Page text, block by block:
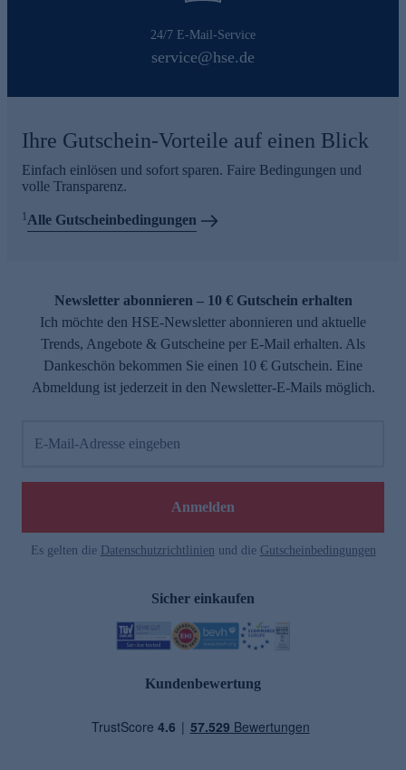
24/7 E-Mail-Service
service@hse.de
Ihre Gutschein-Vorteile auf einen Blick
Einfach einlösen und sofort sparen. Faire Bedingungen und
volle Transparenz.
1Alle Gutscheinbedingungen
Newsletter abonnieren – 10 € Gutschein erhalten
Ich möchte den HSE-Newsletter abonnieren und aktuelle
Trends, Angebote & Gutscheine per E-Mail erhalten. Als
Dankeschön bekommen Sie einen 10 € Gutschein. Eine
Abmeldung ist jederzeit in den Newsletter-E-Mails möglich.
E-Mail-Adresse eingeben
Anmelden
Es gelten die Datenschutzrichtlinien und die Gutscheinbedingungen
Sicher einkaufen
Kundenbewertung